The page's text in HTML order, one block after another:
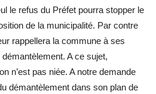
le refus du Préfet pourra stopper le
de la municipalité. Par contre
rappellera la commune à ses
A ce sujet,
n’est pas niée. A notre demande
démantèlement dans son plan de